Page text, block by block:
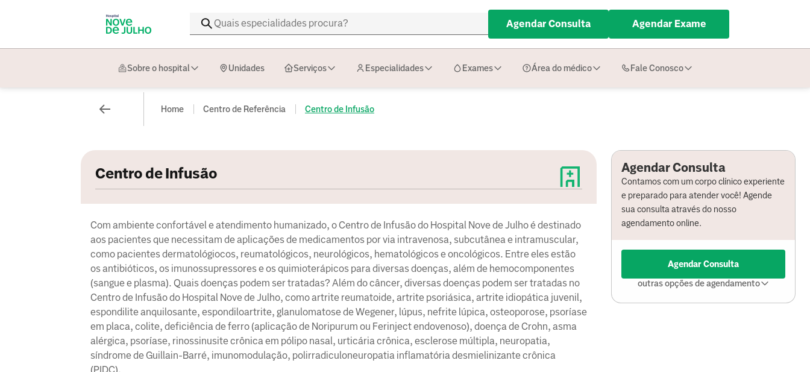
Agendar Consulta Agendar Exame
Sobre o hospital Unidades Serviços Especialidades Exames Área do médico Fale Conosco
Home Centro de Referência Centro de Infusão
Centro de Infusão
Com ambiente confortável e atendimento humanizado, o Centro de Infusão do Hospital Nove de Julho é destinado
aos pacientes que necessitam de aplicações de medicamentos por via intravenosa, subcutânea e intramuscular,
como pacientes dermatológiocos, reumatológicos, neurológicos, hematológicos e oncológicos. Entre eles estão
os antibióticos, os imunossupressores e os quimioterápicos para diversas doenças, além de hemocomponentes
(sangue e plasma). Quais doenças podem ser tratadas?​ Além do câncer, diversas doenças podem ser tratadas no
Centro de Infusão do Hospital Nove de Julho, como artrite reumatoide, artrite psoriásica, artrite idiopática juvenil,
espondilite anquilosante, espondiloartrite, glanulomatose de Wegener, lúpus, nefrite lúpica, osteoporose, psoríase
em placa, colite, deficiência de ferro (aplicação de Noripurum ou Ferinject endovenoso), doença de Crohn, asma
alérgica, psoríase, rinossinusite crônica em pólipo nasal, urticária crônica, esclerose múltipla, neuropatia,
síndrome de Guillain-Barré, imunomodulação, polirradiculoneuropatia inflamatória desmielinizante crônica
Agendar Consulta
Contamos com um corpo clínico experiente
e preparado para atender você! Agende
sua consulta através do nosso
agendamento online.
Agendar Consulta
outras opções de agendamento